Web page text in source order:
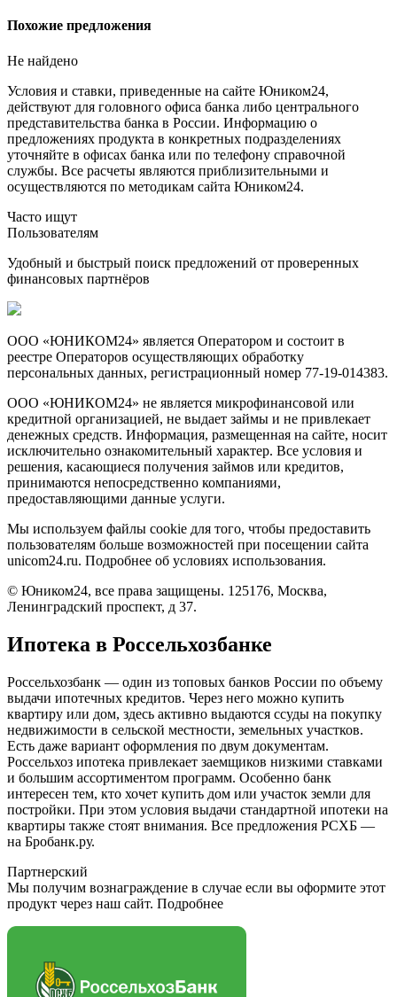
Похожие предложения
Не найдено
Условия и ставки, приведенные на сайте Юником24,
действуют для головного офиса банка либо центрального
представительства банка в России. Информацию о
предложениях продукта в конкретных подразделениях
уточняйте в офисах банка или по телефону справочной
службы. Все расчеты являются приблизительными и
осуществляются по методикам сайта Юником24.
Часто ищут
Пользователям
Удобный и быстрый поиск предложений от проверенных
финансовых партнёров
ООО «ЮНИКОМ24» является Оператором и состоит в
реестре Операторов осуществляющих обработку
персональных данных, регистрационный номер 77-19-014383.
ООО «ЮНИКОМ24» не является микрофинансовой или
кредитной организацией, не выдает займы и не привлекает
денежных средств. Информация, размещенная на сайте, носит
исключительно ознакомительный характер. Все условия и
решения, касающиеся получения займов или кредитов,
принимаются непосредственно компаниями,
предоставляющими данные услуги.
Мы используем файлы cookie для того, чтобы предоставить
пользователям больше возможностей при посещении сайта
unicom24.ru. Подробнее об условиях использования.
© Юником24, все права защищены. 125176, Москва,
Ленинградский проспект, д 37.
Ипотека в Россельхозбанке
Россельхозбанк — один из топовых банков России по объему
выдачи ипотечных кредитов. Через него можно купить
квартиру или дом, здесь активно выдаются ссуды на покупку
недвижимости в сельской местности, земельных участков.
Есть даже вариант оформления по двум документам.
Россельхоз ипотека привлекает заемщиков низкими ставками
и большим ассортиментом программ. Особенно банк
интересен тем, кто хочет купить дом или участок земли для
постройки. При этом условия выдачи стандартной ипотеки на
квартиры также стоят внимания. Все предложения РСХБ —
на Бробанк.ру.
Партнерский
Мы получим вознаграждение в случае если вы оформите этот
продукт через наш сайт. Подробнее